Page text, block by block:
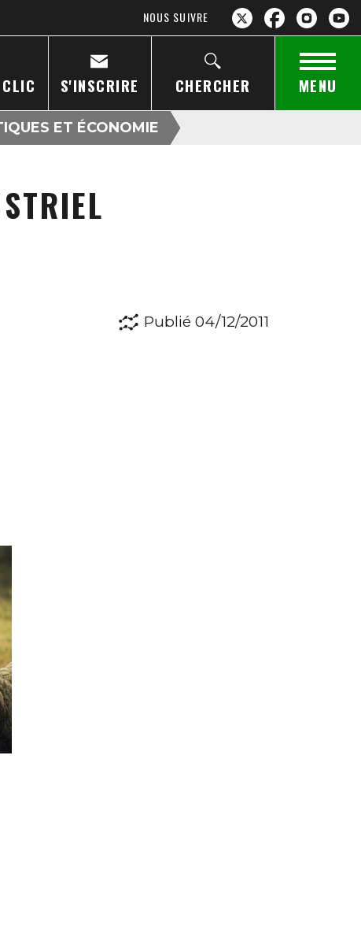
NOUS SUIVRE
S'INSCRIRE CHERCHER MENU
ET ÉCONOMIE
Publié 04/12/2011